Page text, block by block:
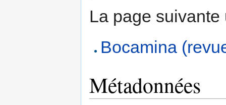
La page
Bocamina
Métadonnées